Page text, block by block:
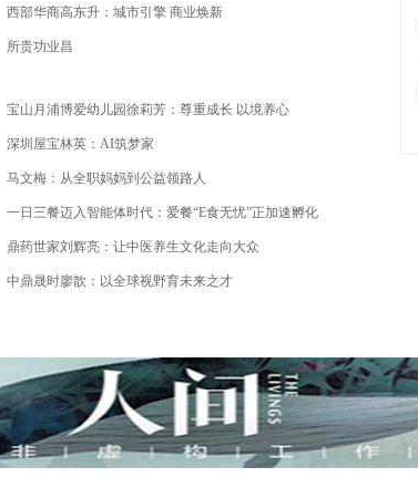
西部华商高东升：城市引擎 商业焕新
所贵功业昌
宝山月浦博爱幼儿园徐莉芳：尊重成长 以境养心
深圳屋宝林英：AI筑梦家
马文梅：从全职妈妈到公益领路人
一日三餐迈入智能体时代：爱餐“E食无忧”正加速孵化
鼎药世家刘辉亮：让中医养生文化走向大众
中鼎晟时廖歆：以全球视野育未来之才